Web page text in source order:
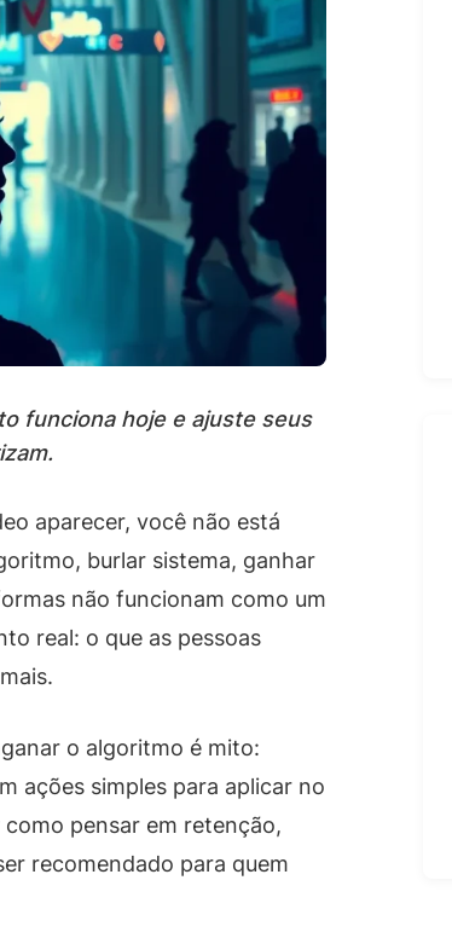
funciona hoje e ajuste seus
aparecer, você não está
burlar sistema, ganhar
não funcionam como um
real: o que as pessoas
o algoritmo é mito:
ações simples para aplicar no
pensar em retenção,
recomendado para quem